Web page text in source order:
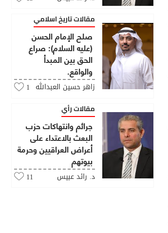
مقالات تاريخ اسلامي
صلح الإمام الحسن
(عليه السلام): صراع
الحق بين المبدأ
والواقع.
زاهر حسين العبدالله 1
مقالات رأي
جرائم وانتهاكات حزب
البعث بالاعتداء على
أعراض العراقيين وحرمة
بيوتهم
د. رائد عبيس 11